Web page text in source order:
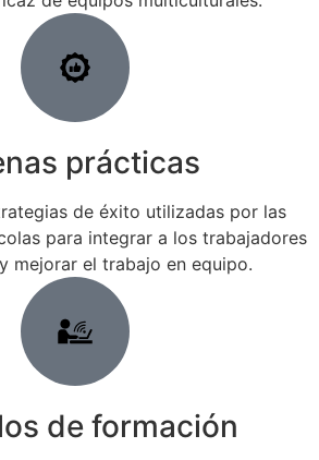
prácticas
de éxito utilizadas por las
para integrar a los trabajadores
mejorar el trabajo en equipo.
de formación